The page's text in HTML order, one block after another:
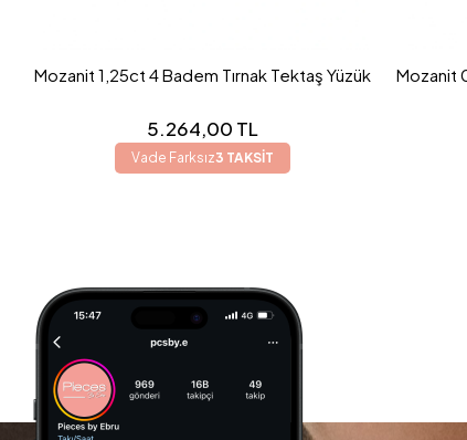
Mozanit 1,25ct 4 Badem Tırnak Tektaş Yüzük
5.264,00 TL
Vade Farksız3 TAKSİT
Mozanit